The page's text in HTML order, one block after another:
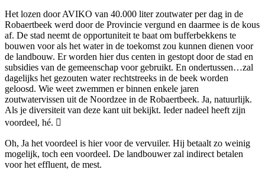
Het lozen door AVIKO van 40.000 liter zoutwater per dag in de
Robaertbeek werd door de Provincie vergund en daarmee is de kous
af. De stad neemt de opportuniteit te baat om bufferbekkens te
bouwen voor als het water in de toekomst zou kunnen dienen voor
de landbouw. Er worden hier dus centen in gestopt door de stad en
subsidies van de gemeenschap voor gebruikt. En ondertussen…zal
dagelijks het gezouten water rechtstreeks in de beek worden
geloosd. Wie weet zwemmen er binnen enkele jaren
zoutwatervissen uit de Noordzee in de Robaertbeek. Ja, natuurlijk.
Als je diversiteit van deze kant uit bekijkt. Ieder nadeel heeft zijn
voordeel, hé. 
Oh, Ja het voordeel is hier voor de vervuiler. Hij betaalt zo weinig
mogelijk, toch een voordeel. De landbouwer zal indirect betalen
voor het effluent, de mest.